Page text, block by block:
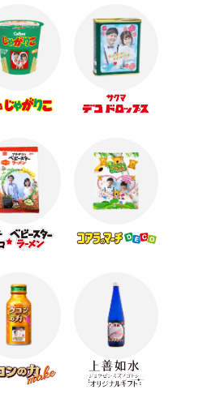
プチギフト！
はこれで決まり！☆☆☆
すすめ☆オリジナルスプリング
ジナルギフトで！
バレンタイン★☆
めのオリジナルギフト☆彡
てかわいいギフトの準備を始め
り1か月】Cuteなオリジナルギフ